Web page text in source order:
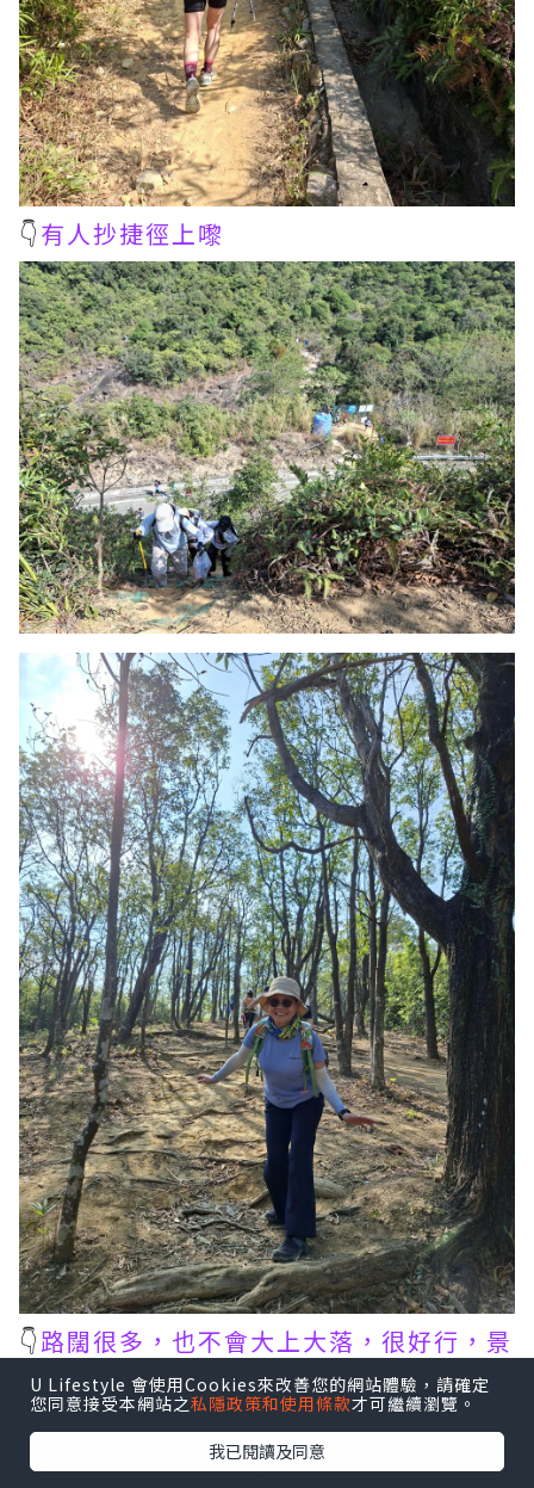
👇有人抄捷徑上嚟
👇路闊很多，也不會大上大落，很好行，景
觀也較打鼓嶂開揚
U Lifestyle 會使用Cookies來改善您的網站體驗，請確定
您同意接受本網站之私隱政策和使用條款才可繼續瀏覽。
我已閱讀及同意